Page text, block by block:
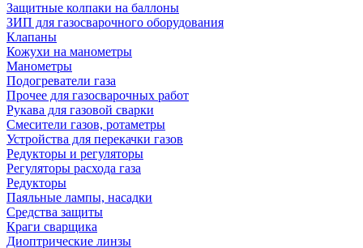
Защитные колпаки на баллоны
ЗИП для газосварочного оборудования
Клапаны
Кожухи на манометры
Манометры
Подогреватели газа
Прочее для газосварочных работ
Рукава для газовой сварки
Смесители газов, ротаметры
Устройства для перекачки газов
Редукторы и регуляторы
Регуляторы расхода газа
Редукторы
Паяльные лампы, насадки
Средства защиты
Краги сварщика
Диоптрические линзы